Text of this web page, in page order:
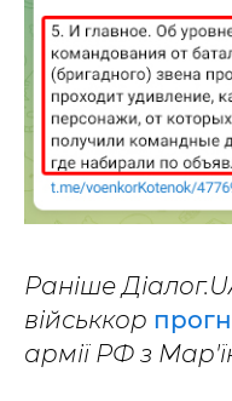
Раніше
військкор
армії РФ з